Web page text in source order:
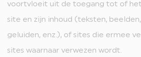
voortvloeit uit de toegang tot of
site en zijn inhoud (teksten, beelden,
geluiden, enz.), of sites die ermee
sites waarnaar verwezen wordt.